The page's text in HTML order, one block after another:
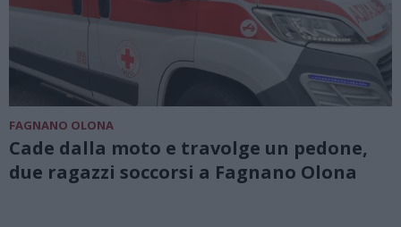
FAGNANO OLONA
Cade dalla moto e travolge un pedone,
due ragazzi soccorsi a Fagnano Olona